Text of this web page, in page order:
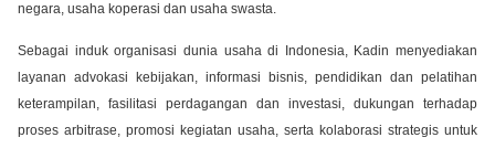
negara, usaha koperasi dan usaha swasta.
Sebagai induk organisasi dunia usaha di Indonesia, Kadin menyediakan
layanan advokasi kebijakan, informasi bisnis, pendidikan dan pelatihan
keterampilan, fasilitasi perdagangan dan investasi, dukungan terhadap
proses arbitrase, promosi kegiatan usaha, serta kolaborasi strategis untuk